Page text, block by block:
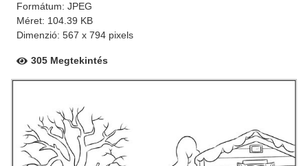
Formátum: JPEG
Méret: 104.39 KB
Dimenzió: 567 x 794 pixels
305 Megtekintés